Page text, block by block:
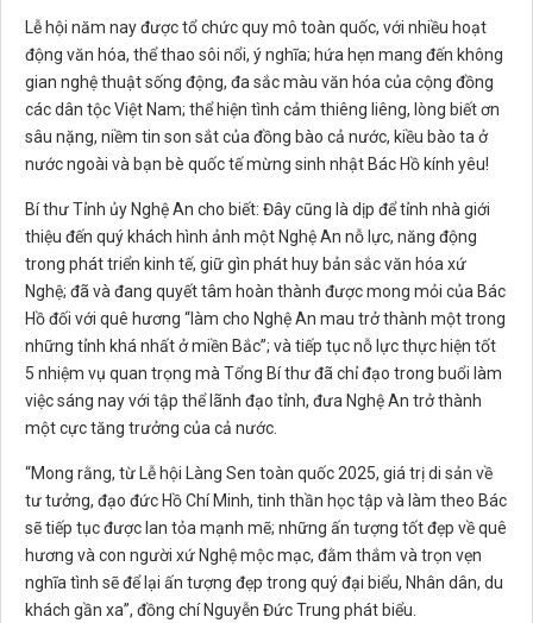
Lễ hội năm nay được tổ chức quy mô toàn quốc, với nhiều hoạt
động văn hóa, thể thao sôi nổi, ý nghĩa; hứa hẹn mang đến không
gian nghệ thuật sống động, đa sắc màu văn hóa của cộng đồng
các dân tộc Việt Nam; thể hiện tình cảm thiêng liêng, lòng biết ơn
sâu nặng, niềm tin son sắt của đồng bào cả nước, kiều bào ta ở
nước ngoài và bạn bè quốc tế mừng sinh nhật Bác Hồ kính yêu!
Bí thư Tỉnh ủy Nghệ An cho biết: Đây cũng là dịp để tỉnh nhà giới
thiệu đến quý khách hình ảnh một Nghệ An nỗ lực, năng động
trong phát triển kinh tế, giữ gìn phát huy bản sắc văn hóa xứ
Nghệ; đã và đang quyết tâm hoàn thành được mong mỏi của Bác
Hồ đối với quê hương “làm cho Nghệ An mau trở thành một trong
những tỉnh khá nhất ở miền Bắc”; và tiếp tục nỗ lực thực hiện tốt
5 nhiệm vụ quan trọng mà Tổng Bí thư đã chỉ đạo trong buổi làm
việc sáng nay với tập thể lãnh đạo tỉnh, đưa Nghệ An trở thành
một cực tăng trưởng của cả nước.
“Mong rằng, từ Lễ hội Làng Sen toàn quốc 2025, giá trị di sản về
tư tưởng, đạo đức Hồ Chí Minh, tinh thần học tập và làm theo Bác
sẽ tiếp tục được lan tỏa mạnh mẽ; những ấn tượng tốt đẹp về quê
hương và con người xứ Nghệ mộc mạc, đằm thắm và trọn vẹn
nghĩa tình sẽ để lại ấn tượng đẹp trong quý đại biểu, Nhân dân, du
khách gần xa”, đồng chí Nguyễn Đức Trung phát biểu.